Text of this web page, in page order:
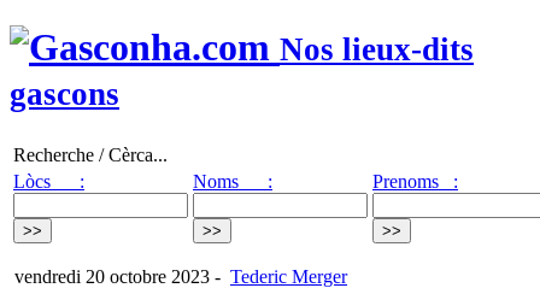
Nos lieux-dits
gascons
Recherche / Cèrca...
Lòcs :
Noms : Prenoms :
vendredi 20 octobre 2023 - Tederic Merger